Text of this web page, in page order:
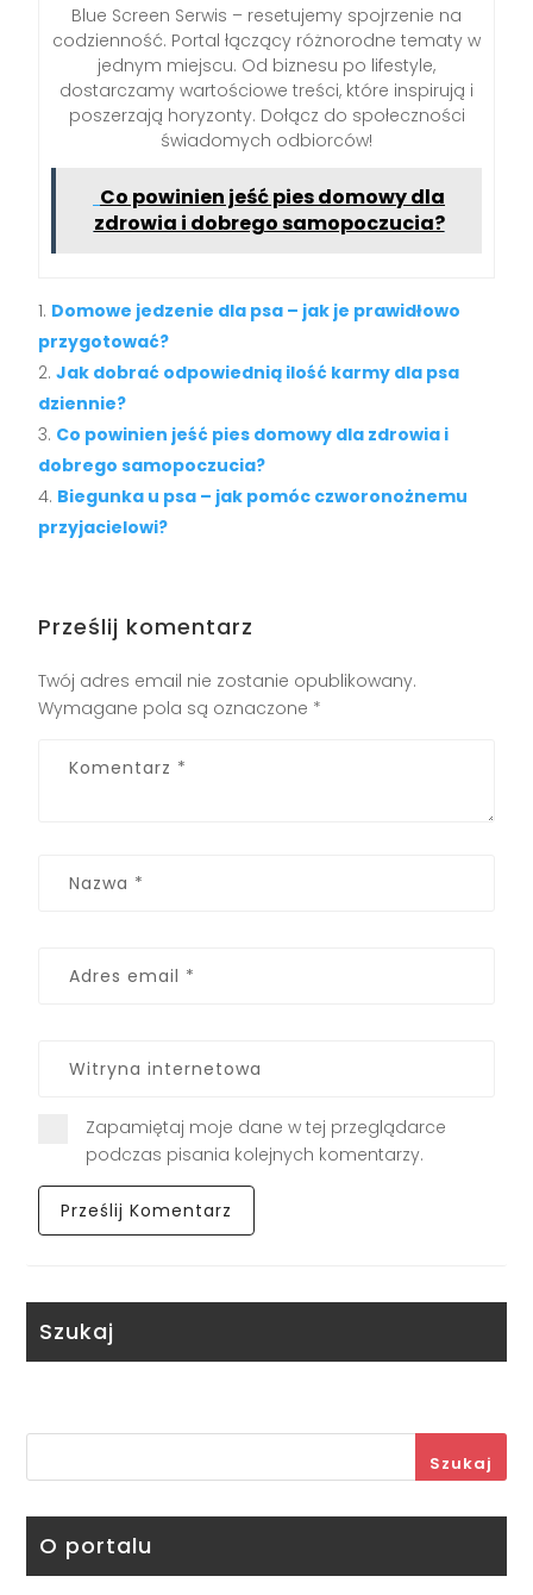
Blue Screen Serwis – resetujemy spojrzenie na
codzienność. Portal łączący różnorodne tematy w
jednym miejscu. Od biznesu po lifestyle,
dostarczamy wartościowe treści, które inspirują i
poszerzają horyzonty. Dołącz do społeczności
świadomych odbiorców!
Co powinien jeść pies domowy dla
zdrowia i dobrego samopoczucia?
Domowe jedzenie dla psa – jak je prawidłowo
przygotować?
Jak dobrać odpowiednią ilość karmy dla psa
dziennie?
Co powinien jeść pies domowy dla zdrowia i
dobrego samopoczucia?
Biegunka u psa – jak pomóc czworonożnemu
przyjacielowi?
Prześlij komentarz
Twój adres email nie zostanie opublikowany.
Wymagane pola są oznaczone *
Zapamiętaj moje dane w tej przeglądarce
podczas pisania kolejnych komentarzy.
Szukaj
Szukaj
O portalu